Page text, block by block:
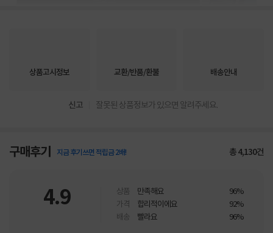
상품고시정보 교환/반품/환불 배송안내
신고 잘못된 상품정보가 있으면 알려주세요.
구매후기 지금 후기쓰면 적립금 2배! 총4,130건
4.9 상품 만족해요
96%
가격
합리적이에요
92%
배송
빨라요 96%